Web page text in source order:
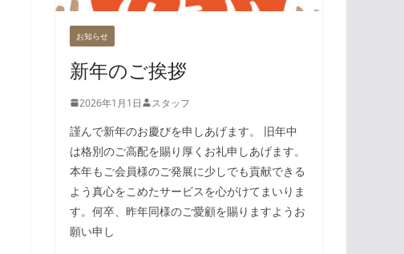
お知らせ
新年のご挨拶
2026年1月1日 スタッフ
謹んで新年のお慶びを申しあげます。 旧年中
は格別のご高配を賜り厚くお礼申しあげます。
本年もご会員様のご発展に少しでも貢献できる
よう真心をこめたサービスを心がけてまいりま
す。何卒、昨年同様のご愛顧を賜りますようお
願い申し